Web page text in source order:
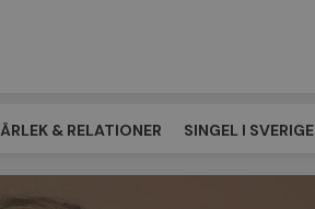
& RELATIONER SINGEL I SVERIGE